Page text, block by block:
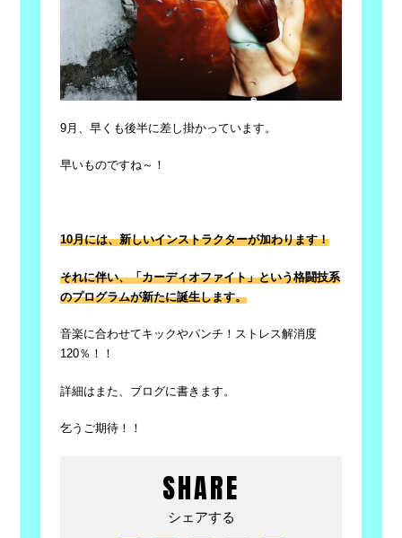
9月、早くも後半に差し掛かっています。
早いものですね～！
10月には、新しいインストラクターが加わります！
それに伴い、「カーディオファイト」という格闘技系
のプログラムが新たに誕生します。
音楽に合わせてキックやパンチ！ストレス解消度
120％！！
詳細はまた、ブログに書きます。
乞うご期待！！
SHARE
シェアする